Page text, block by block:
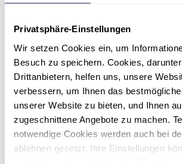
Privatsphäre-Einstellungen
Wir setzen Cookies ein, um
Besuch zu speichern. Cookies,
Drittanbietern, helfen uns, unsere
verbessern, um Ihnen das
unserer Website zu bieten, und Ihnen
zugeschnittene Angebote zu machen.
notwendige Cookies werden auch bei
ablehnen gesetzt. Ihre Einstellungen
Du profitieren kannst. Hier sind die
Kinderzuschlag
Irgendwann tritt für viele
Wunsch nach einer eigenen
mehr in den Vordergrund. Das
etwas ganz Besonderes. Mit der
Familiengründung entstehen